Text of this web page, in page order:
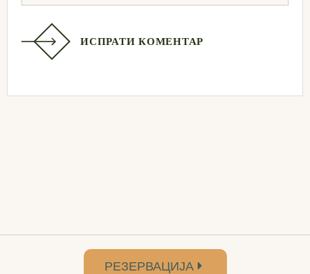
ИСПРАТИ КОМЕНТАР
РЕЗЕРВАЦИЈА